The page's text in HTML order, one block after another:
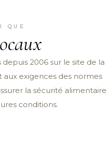
QUE
2006 sur le site de la
exigences des normes
la sécurité alimentaire
conditions.